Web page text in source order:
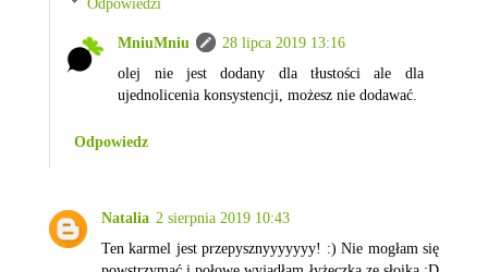
MniuMniu
28 lipca 2019 13:16
olej nie jest dodany dla tłustości ale dla
ujednolicenia konsystencji, możesz nie dodawać.
Odpowiedz
Natalia 2 sierpnia 2019 10:43
Ten karmel jest przepysznyyyyyyy! :) Nie mogłam się